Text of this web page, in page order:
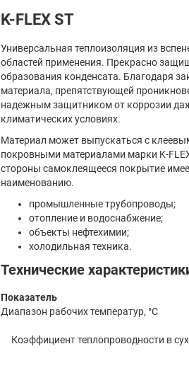
K-FLEX ST
Универсальная теплоизоляция из
областей применения. Прекрасно
образования конденсата. Благодаря
материала, препятствующей
надежным защитником от коррозии
климатических условиях.
Материал может выпускаться с
покровными материалами марки K-
стороны самоклеящееся покрытие
наименованию.
промышленные трубопроводы;
отопление и водоснабжение;
объекты нефтехимии;
холодильная техника.
Технические
Показатель
Диапазон рабочих температур, °C
Коэффициент теплопроводности в